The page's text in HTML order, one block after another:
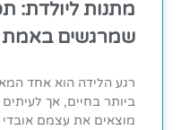
מתנות ליולדת:
שמרגשים באמת
רגע הלידה הוא אחד
ביותר בחיים, אך
מוצאים את עצמם